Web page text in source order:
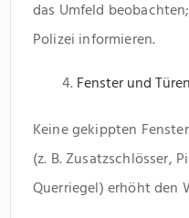
das Umfeld
Polizei informieren.
Fenster und
Keine gekippten
(z. B. Zusatzschlösser,
Querriegel) erhöht den